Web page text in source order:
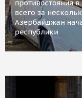
противостояния
всего за
Азербайджан
республики